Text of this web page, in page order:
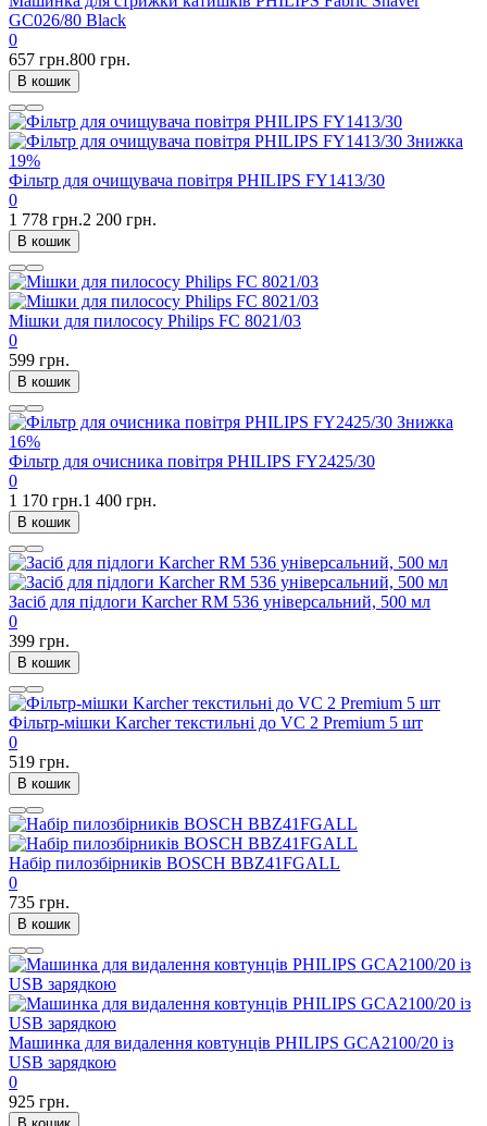
GC026/80 Black
0
657 грн.800 грн.
В кошик
Знижка
19%
Фільтр для очищувача повітря PHILIPS FY1413/30
0
1 778 грн.2 200 грн.
В кошик
Мішки для пилососу Philips FC 8021/03
0
599 грн.
В кошик
Знижка
16%
Фільтр для очисника повітря PHILIPS FY2425/30
0
1 170 грн.1 400 грн.
В кошик
Засіб для підлоги Karcher RM 536 універсальний, 500 мл
0
399 грн.
В кошик
Фільтр-мішки Karcher текстильні до VC 2 Premium 5 шт
0
519 грн.
В кошик
Набір пилозбірників BOSCH BBZ41FGALL
0
735 грн.
В кошик
Машинка для видалення ковтунців PHILIPS GCA2100/20 із
USB зарядкою
0
925 грн.